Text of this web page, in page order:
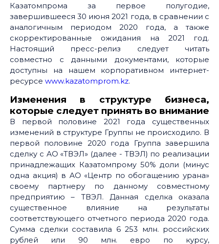
Казатомпрома за первое полугодие,
завершившееся 30 июня 2021 года, в сравнении с
аналогичным периодом 2020 года, а также
скорректированные ожидания на 2021 год.
Настоящий пресс-релиз следует читать
совместно с данными документами, которые
доступны на нашем корпоративном интернет-
ресурсе www.kazatomprom.kz.
Изменения в структуре бизнеса,
которые следует принять во внимание
В первой половине 2021 года существенных
изменений в структуре Группы не происходило. В
первой половине 2020 года Группа завершила
сделку с АО «ТВЭЛ» (далее - ТВЭЛ) по реализации
принадлежащих Казатомпрому 50% доли (минус
одна акция) в АО «Центр по обогащению урана»
своему партнеру по данному совместному
предприятию – ТВЭЛ. Данная сделка оказала
существенное влияние на результаты
соответствующего отчетного периода 2020 года.
Сумма сделки составила 6 253 млн. российских
рублей или 90 млн. евро по курсу,